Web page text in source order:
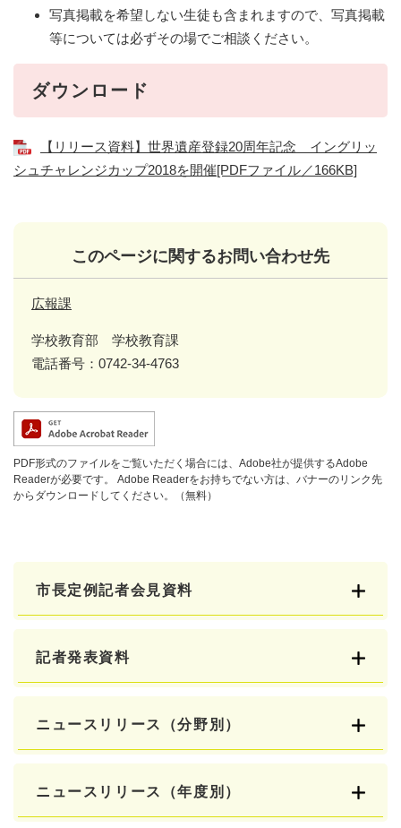
写真掲載を希望しない生徒も含まれますので、写真掲載
等については必ずその場でご相談ください。
ダウンロード
【リリース資料】世界遺産登録20周年記念 イングリッ
シュチャレンジカップ2018を開催[PDFファイル／166KB]
このページに関するお問い合わせ先
広報課
学校教育部 学校教育課
電話番号：0742-34-4763
PDF形式のファイルをご覧いただく場合には、Adobe社が提供するAdobe
Readerが必要です。
Adobe Readerをお持ちでない方は、バナーのリンク先
からダウンロードしてください。（無料）
市長定例記者会見資料
記者発表資料
ニュースリリース（分野別）
ニュースリリース（年度別）